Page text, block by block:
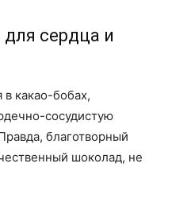
сердца и
какао-бобах,
сосудистую
благотворный
шоколад, не